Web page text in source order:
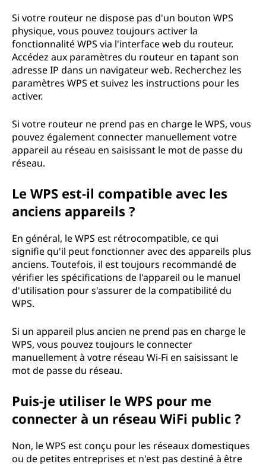
Si votre routeur ne dispose pas d'un bouton WPS
physique, vous pouvez toujours activer la
fonctionnalité WPS via l'interface web du routeur.
Accédez aux paramètres du routeur en tapant son
adresse IP dans un navigateur web. Recherchez les
paramètres WPS et suivez les instructions pour les
activer.
Si votre routeur ne prend pas en charge le WPS, vous
pouvez également connecter manuellement votre
appareil au réseau en saisissant le mot de passe du
réseau.
Le WPS est-il compatible avec les
anciens appareils ?
En général, le WPS est rétrocompatible, ce qui
signifie qu'il peut fonctionner avec des appareils plus
anciens. Toutefois, il est toujours recommandé de
vérifier les spécifications de l'appareil ou le manuel
d'utilisation pour s'assurer de la compatibilité du
WPS.
Si un appareil plus ancien ne prend pas en charge le
WPS, vous pouvez toujours le connecter
manuellement à votre réseau Wi-Fi en saisissant le
mot de passe du réseau.
Puis-je utiliser le WPS pour me
connecter à un réseau WiFi public ?
Non, le WPS est conçu pour les réseaux domestiques
ou de petites entreprises et n'est pas destiné à être